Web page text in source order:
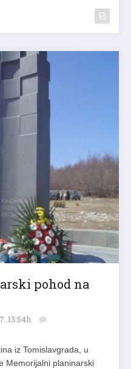
pohod na
13:54h
iz Tomislavgrada, u
Memorijalni planinarski